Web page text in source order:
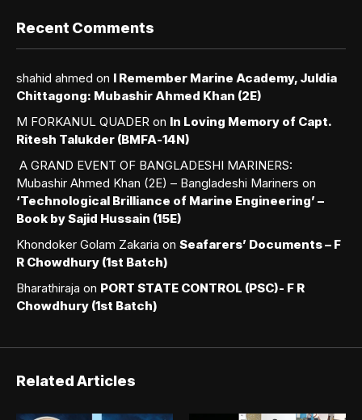
Recent Comments
shahid ahmed on I Remember Marine Academy, Juldia
Chittagong: Mubashir Ahmed Khan (2E)
M FORKANUL QUADER on In Loving Memory of Capt.
Ritesh Talukder (BMFA-14N)
A GRAND EVENT OF BANGLADESHI MARINERS:
Mubashir Ahmed Khan (2E) – Bangladeshi Mariners on
‘Technological Brilliance of Marine Engineering’ –
Book by Sajid Hussain (15E)
Khondoker Golam Zakaria on Seafarers’ Documents – F
R Chowdhury (1st Batch)
Bharathiraja on PORT STATE CONTROL (PSC)- F R
Chowdhury (1st Batch)
Related Articles